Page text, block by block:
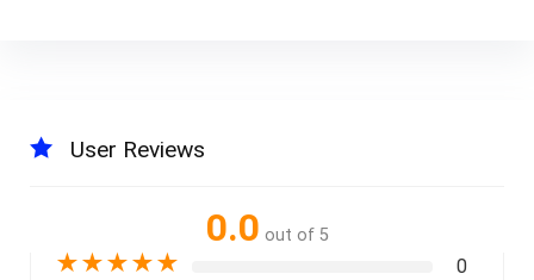
User Reviews
0.0 out of 5
★★★★★ 0